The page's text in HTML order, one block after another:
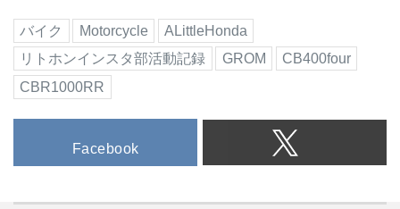
バイク Motorcycle
ALittleHonda
リトホンインスタ部活動記録
GROM
CB400four
CBR1000RR
Facebook